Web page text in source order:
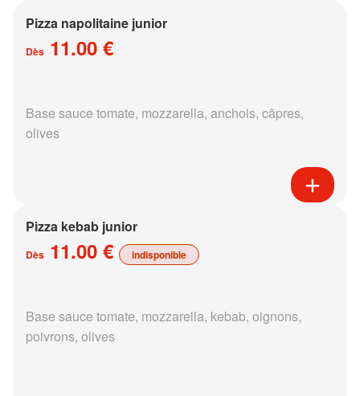
Pizza napolitaine junior
Dès 11.00 €
Base sauce tomate, mozzarella, anchois, câpres,
olives
Pizza kebab junior
Dès 11.00 € indisponible
Base sauce tomate, mozzarella, kebab, oignons,
poivrons, olives